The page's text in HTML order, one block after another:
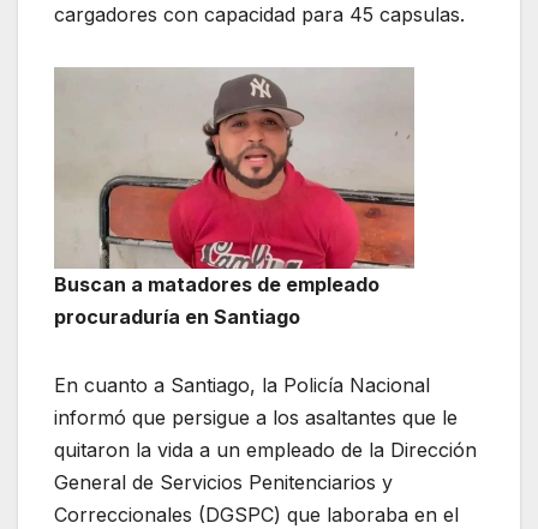
cargadores con capacidad para 45 capsulas.
Buscan a matadores de empleado
procuraduría en Santiago
En cuanto a Santiago, la Policía Nacional
informó que persigue a los asaltantes que le
quitaron la vida a un empleado de la Dirección
General de Servicios Penitenciarios y
Correccionales (DGSPC) que laboraba en el